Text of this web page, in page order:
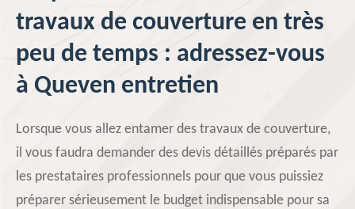
travaux de couverture en très
peu de temps : adressez-vous
à Queven entretien
Lorsque vous allez entamer des travaux de couverture,
il vous faudra demander des devis détaillés préparés par
les prestataires professionnels pour que vous puissiez
préparer sérieusement le budget indispensable pour sa